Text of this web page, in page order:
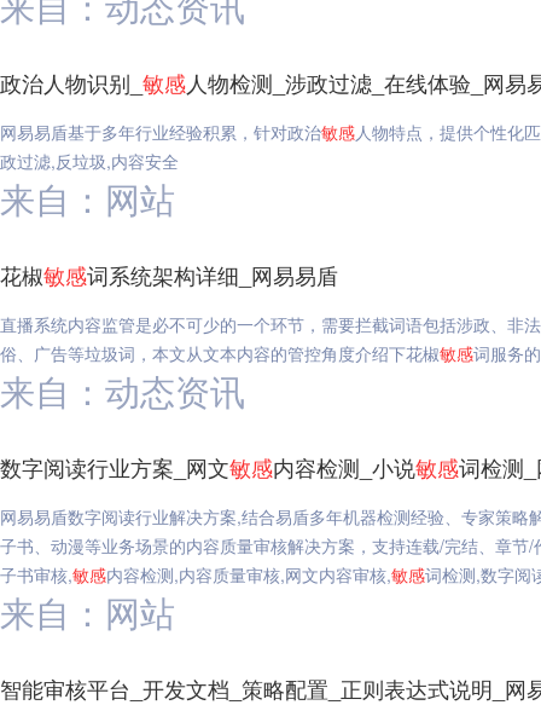
政治人物识别_ 敏感人物检测_涉政过滤_在线体验_网易
网易易盾基于多年行业经验积累，针对政治敏感人物特点，提供个性化
政过滤,反垃圾,内容安全
来自：网站
花椒敏感词系统架构详细_网易易盾
直播系统内容监管是必不可少的一个环节，需要拦截词语包括涉政、非
俗、广告等垃圾词，本文从文本内容的管控角度介绍下花椒敏感词服务
来自：动态资讯
数字阅读行业方案_网文敏感内容检测_小说敏感词检测
网易易盾数字阅读行业解决方案,结合易盾多年机器检测经验、专家策
子书、动漫等业务场景的内容质量审核解决方案，支持连载/完结、章
子书审核,敏感内容检测,内容质量审核,网文内容审核,敏感词检测,数字阅
来自：网站
智能审核平台_开发文档_策略配置_正则表达式说明_网